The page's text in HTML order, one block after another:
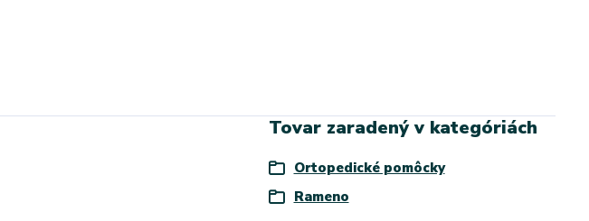
Tovar zaradený v kategóriách
Ortopedické pomôcky
Rameno